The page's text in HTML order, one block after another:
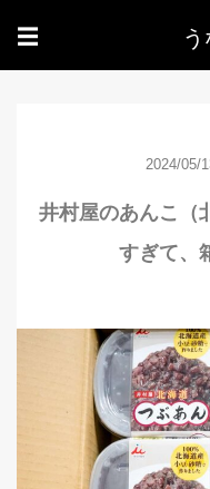
☰
2024/05/
井村屋のあんこ（
すぎて、